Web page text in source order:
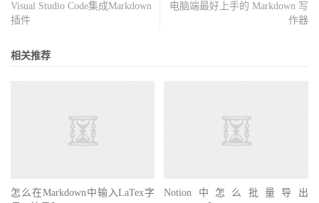
Visual Studio Code集成Markdown
插件
电脑端最好上手的 Markdown 写
作器
相关推荐
怎么在Markdown中输入LaTex字
Notion中怎么批量导出